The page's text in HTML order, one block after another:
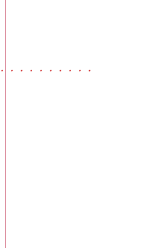
・・・・・・・・・